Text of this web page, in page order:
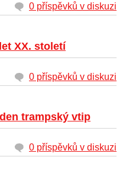
0 příspěvků v diskuzi
XX. století
0 příspěvků v diskuzi
trampský vtip
0 příspěvků v diskuzi